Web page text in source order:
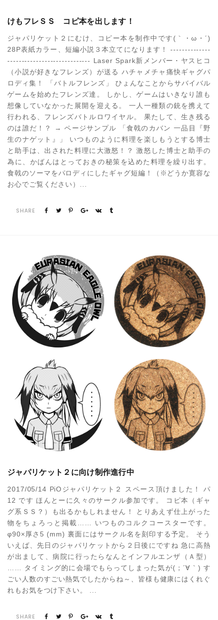
けもフレＳＳ コピ本を出します！
ジャパリケット２にむけ、コピー本を制作中です(｀・ω・´)
28P表紙カラー、短編小説３本立てになります！ --------------
----------------------------- Laser Spark新メンバー・ヤスヒコ
（小説が好きなフレンズ）が送る ハチャメチャ痛快ギャグパ
ロディ集！ 「バトルフレンズ」 ひょんなことからサバイバル
ゲームを始めたフレンズ達。 しかし、ゲームはいきなり誰も
想像していなかった展開を迎える。 一人一種類の銃を携えて
行われる、フレンズバトルロワイヤル。 果たして、生き残る
のは誰だ！？ → ページサンプル 「食戟のカバン 一品目『野
生のナゲット』」 いつものように料理を楽しもうとする博士
と助手は、出された料理に大激怒！？ 激怒した博士と助手の
為に、かばんはとっておきの秘策を込めた料理を繰り出す。
食戟のソーマをパロディにしたギャグ短編！（※どうか寛容な
お心でご覧ください）...
SHARE
ジャパリケット２に向け制作進行中
2017/05/14 PiOジャパリケット２ スペース頂けました！ パ
12 です ほんとーに久々のサークル参加です。 コピ本（ギャ
グ系ＳＳ？）も出るかもしれません！ とりあえず仕上がった
物をちょろっと掲載…… いつものコルクコースターです。
φ90×厚さ5 (mm) 裏面にはサークル名を刻印する予定。 そう
いえば、先日のジャパリケットから２日後にですね 急に高熱
が出まして、病院に行ったらなんとインフルエンザ（Ａ型）
…… タイミング的に会場でもらってしまった気が(；´∀｀) す
ごい人数のすごい熱気でしたからね～、皆様も健康にはくれぐ
れもお気をつけ下さい。 ...
SHARE